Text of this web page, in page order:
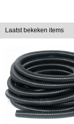
Laatst bekeken items